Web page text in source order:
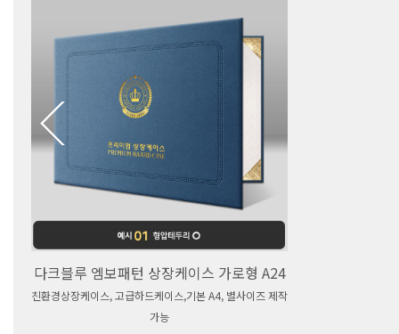
다크블루 엠보패턴 상장케이스 가로형 A24
친환경상장케이스, 고급하드케이스,기본 A4, 별사이즈 제작
가능